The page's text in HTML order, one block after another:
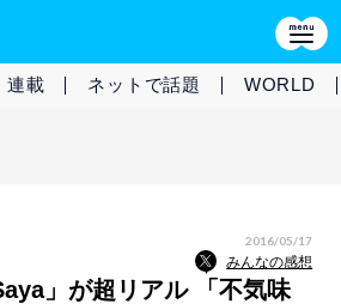
連載 ネットで話題 WORLD
2016/05/17
みんなの感想
」が超リアル 「不気味